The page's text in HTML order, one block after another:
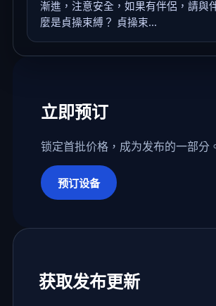
漸進，注意安全，如果有伴侶，請與
麼是貞操束縛？ 貞操束...
立即预订
锁定首批价格，成为发布的一部分
预订设备
获取发布更新